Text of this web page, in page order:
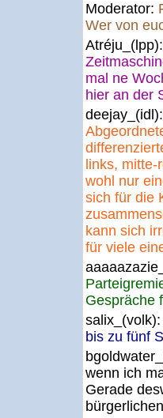
Moderator:
Wer von
Atréju_(lpp):
mal ne
hier an der
deejay_(idl):
links,
wohl nur
sich für die
kann sich
für viele
Gespräche
salix_(volk):
bis zu fünf
wenn ich
Gerade